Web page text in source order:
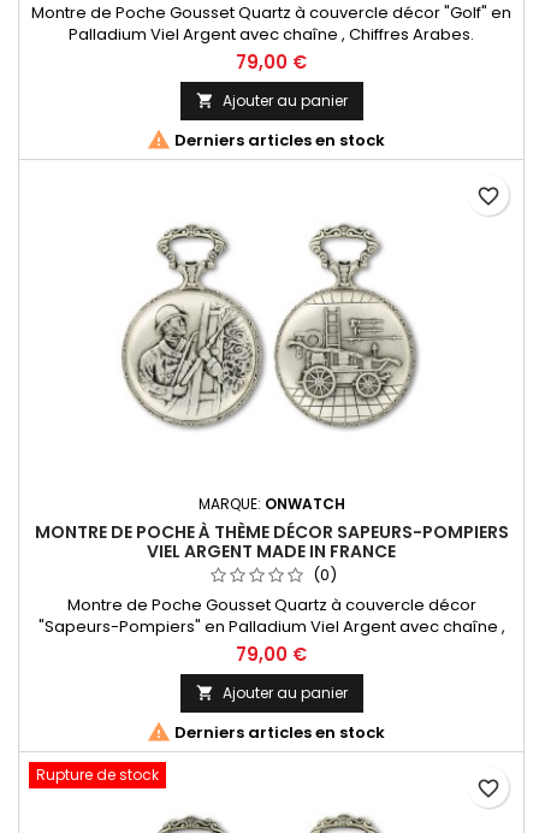
Montre de Poche Gousset Quartz à couvercle décor "Golf" en
Palladium Viel Argent avec chaîne , Chiffres Arabes.
Mouvement Ronda 515 Swiss Parts, 3 aiguilles et dateur à 3h.
Fabrication Française
79,00 €
 Ajouter au panier
 Derniers articles en stock
MARQUE: ONWATCH
MONTRE DE POCHE À THÈME DÉCOR SAPEURS-POMPIERS
VIEL ARGENT MADE IN FRANCE
(0)
Montre de Poche Gousset Quartz à couvercle décor
"Sapeurs-Pompiers" en Palladium Viel Argent avec chaîne ,
Chiffres Arabes. Mouvement Ronda 515 Swiss Parts, 3 aiguilles
et dateur à 3h. Fabrication Française
79,00 €
 Ajouter au panier
 Derniers articles en stock
favorite_border
Rupture de stock
favorite_border